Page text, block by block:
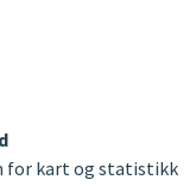
for kart og statistikk